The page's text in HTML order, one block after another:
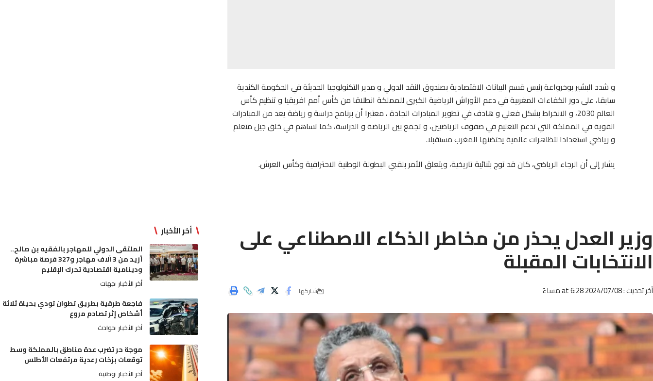
و شدد البشير بوخرواعة رئيس قسم البيانات الاقتصادية بصندوق النقد الدولي و مدير التكنولوجيا الحديثة في الحكومة الكندية
سابقا، على دور الكفاءات المغربية في دعم الأوراش الرياضية الكبرى للمملكة انطلاقا من كأس أمم افريقيا و تنظيم كأس
العالم 2030، و الانخراط بشكل فعلي و هادف في تطوير المبادرات الجادة ، معتبرا أن برنامح دراسة و رياضة يعد من المبادرات
القوية في المملكة التي تدعم التعليم في صفوف الرياضيين، و تجمع بين الرياضة و الدراسة، كما تساهم في خلق جيل متعلم
و رياضي استعدادا لتظاهرات عالمية يحتضنها المغرب مستقبلا.
يشار إلى أن الرجاء الرياضي، كان قد توج بثنائية تاريخية، ويتعلق الأمر بلقبي البطولة الوطنية الاحترافية وكأس العرش.
وزير العدل يحذر من مخاطر الذكاء الاصطناعي على
الانتخابات المقبلة
أخر تحديث : 2024/07/08 at 6:28 مساءً شاركها
أخر الأخبار
الملتقى الدولي للمهاجر بالفقيه بن صالح..
أزيد من 3 آلاف مهاجر و327 فرصة مباشرة
ودينامية اقتصادية تحرك الإقليم
أخر الأخبار جهات
فاجعة طرقية بطريق تطوان تودي بحياة ثلاثة
أشخاص إثر تصادم مروع
أخر الأخبار حوادث
موجة حر تضرب عدة مناطق بالمملكة وسط
توقعات بزخات رعدية مرتفعات الأطلس
أخر الأخبار وطنية